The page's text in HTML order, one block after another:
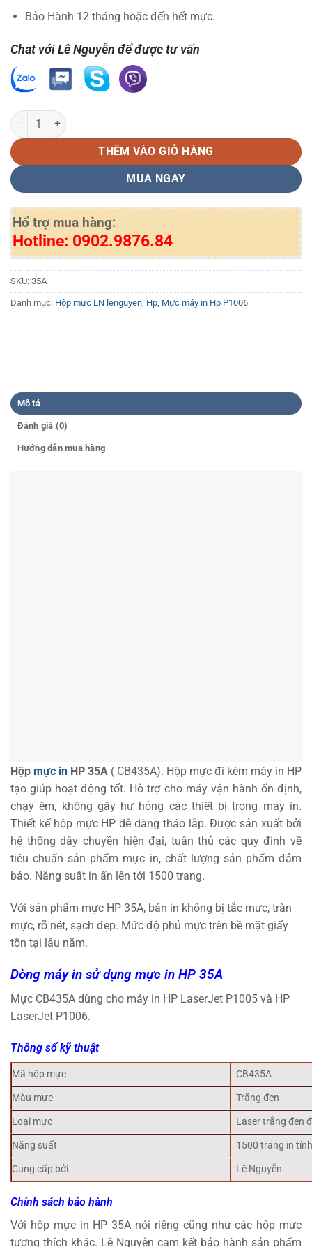
Bảo Hành 12 tháng hoặc đến hết mực.
Chat với Lê Nguyễn để được tư vấn
Hộp mực in 35A 312 LN số lượng
THÊM VÀO GIỎ HÀNG
MUA NGAY
Hổ trợ mua hàng:
Hotline: 0902.9876.84
SKU: 35A
Danh mục: Hộp mực LN lenguyen Hp Mực máy in Hp P1006
Mô tả
Đánh giá (0)
Hướng dẫn mua hàng
Hộp mực in HP 35A ( CB435A). Hộp mực đi kèm máy in HP
tạo giúp hoạt động tốt. Hỗ trợ cho máy vận hành ổn định,
chạy êm, không gây hư hỏng các thiết bị trong máy in.
Thiết kế hộp mực HP dễ dàng tháo lắp. Được sản xuất bởi
hệ thống dây chuyền hiện đại, tuân thủ các quy đinh về
tiêu chuẩn sản phẩm mực in, chất lượng sản phẩm đảm
bảo. Năng suất in ấn lên tới 1500 trang.
Với sản phẩm mực HP 35A, bản in không bị tắc mực, tràn
mực, rõ nét, sạch đẹp. Mức độ phủ mực trên bề mặt giấy
tồn tại lâu năm.
Dòng máy in sử dụng mực in HP 35A
Mực CB435A dùng cho máy in HP LaserJet P1005 và HP
LaserJet P1006.
Thông số kỹ thuật
Mã hộp mực
CB435A
Màu mực
Trắng đen
Loại mực
Laser trắng đen
Năng suất
1500 trang in
Cung cấp bởi
Lê Nguyễn
Chính sách bảo hành
Với hộp mực in HP 35A nói riêng cũng như các hộp mực
tương thích khác. Lê Nguyễn cam kết bảo hành sản phẩm